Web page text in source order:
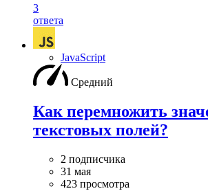
3
ответа
JavaScript
Средний
Как перемножить
текстовых полей?
2 подписчика
31 мая
423 просмотра